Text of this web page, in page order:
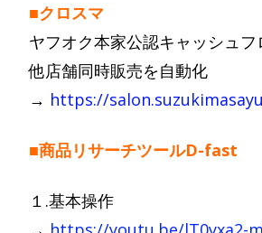
■クロスマ
ヤフオク本家公認キャッシュ
他店舗同時販売を自動化
→ https://
■商品リサーチツールD-fast
１.基本操作